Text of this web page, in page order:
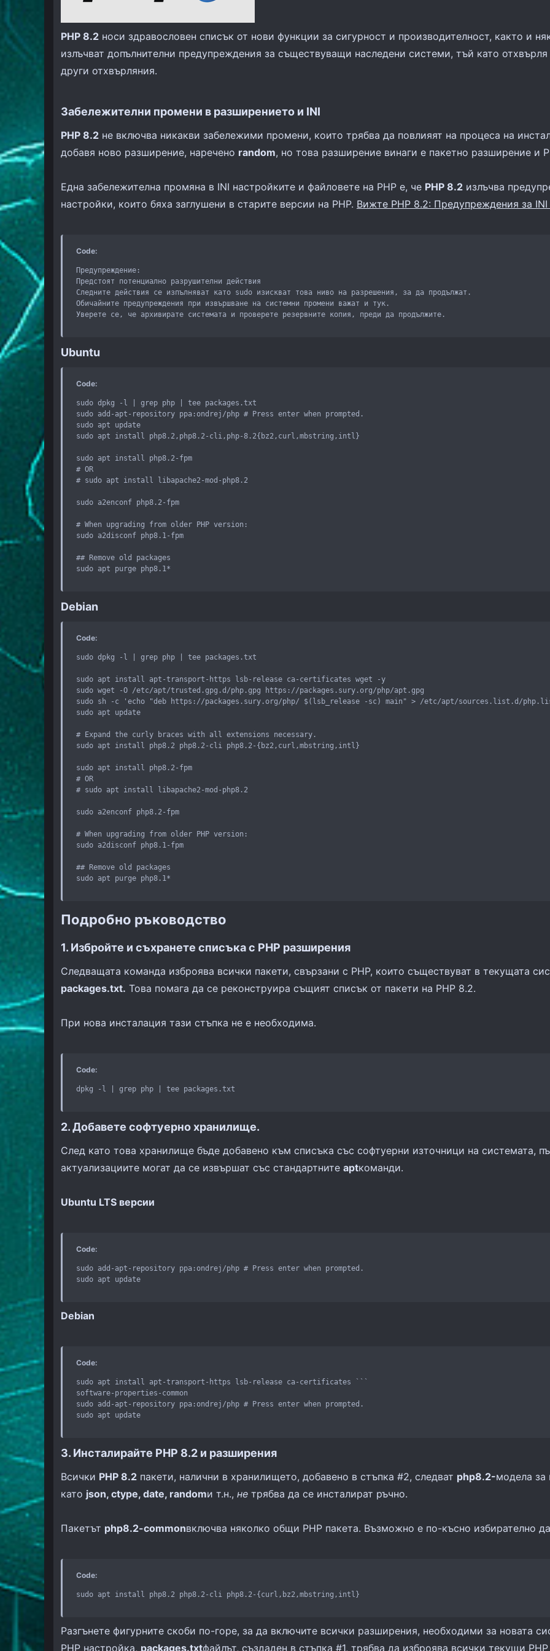
PHP 8.2 носи здравословен списък от нови функции за сигурност и производителност, както и
излъчват допълнителни предупреждения за съществуващи наследени системи, тъй като
други отхвърляния.
Забележителни промени в разширението и INI​
PHP 8.2 не включва никакви забележими промени, които трябва да повлияят на процеса на
добавя ново разширение, наречено random, но това разширение винаги е пакетно разширение и
Една забележителна промяна в INI настройките и файловете на PHP е, че PHP 8.2 излъчва
настройки, които бяха заглушени в старите версии на PHP. Вижте PHP 8.2: Предупреждения за INI
Code:
Предупреждение:
Предстоят потенциално разрушителни действия
Следните действия се изпълняват като sudo изискват това ниво на разрешения, за да продължат.
Обичайните предупреждения при извършване на системни промени важат и тук.
Уверете се, че архивирате системата и проверете резервните копия, преди да продължите.
Ubuntu
Code:
sudo dpkg -l | grep php | tee packages.txt
sudo add-apt-repository ppa:ondrej/php # Press enter when prompted.
sudo apt update
sudo apt install php8.2,php8.2-cli,php-8.2{bz2,curl,mbstring,intl}
sudo apt install php8.2-fpm
# OR
# sudo apt install libapache2-mod-php8.2
sudo a2enconf php8.2-fpm
# When upgrading from older PHP version:
sudo a2disconf php8.1-fpm
## Remove old packages
sudo apt purge php8.1*
Debian
Code:
sudo dpkg -l | grep php | tee packages.txt
sudo apt install apt-transport-https lsb-release ca-certificates wget -y
sudo wget -O /etc/apt/trusted.gpg.d/php.gpg https://packages.sury.org/php/apt.gpg
sudo sh -c 'echo "deb https://packages.sury.org/php/ $(lsb_release -sc) main" > /etc/apt/sources.list.d/
sudo apt update
# Expand the curly braces with all extensions necessary.
sudo apt install php8.2 php8.2-cli php8.2-{bz2,curl,mbstring,intl}
sudo apt install php8.2-fpm
# OR
# sudo apt install libapache2-mod-php8.2
sudo a2enconf php8.2-fpm
# When upgrading from older PHP version:
sudo a2disconf php8.1-fpm
## Remove old packages
sudo apt purge php8.1*
Подробно ръководство​
1. Избройте и съхранете списъка с PHP разширения
Следващата команда изброява всички пакети, свързани с PHP, които съществуват в текущата
packages.txt. Това помага да се реконструира същият списък от пакети на PHP 8.2.
При нова инсталация тази стъпка не е необходима.
Code:
dpkg -l | grep php | tee packages.txt
2. Добавете софтуерно хранилище.
След като това хранилище бъде добавено към списъка със софтуерни източници на системата,
актуализациите могат да се извършат със стандартните aptкоманди.
Ubuntu LTS версии
Code:
sudo add-apt-repository ppa:ondrej/php # Press enter when prompted.
sudo apt update
Debian
Code:
sudo apt install apt-transport-https lsb-release ca-certificates ```
software-properties-common
sudo add-apt-repository ppa:ondrej/php # Press enter when prompted.
sudo apt update
3. Инсталирайте PHP 8.2 и разширения
Всички PHP 8.2 пакети, налични в хранилището, добавено в стъпка #2, следват php8.2-модела за
като json, ctype, date, randomи т.н., не трябва да се инсталират ръчно.
Пакетът php8.2-commonвключва няколко общи PHP пакета. Възможно е по-късно избирателно
Code:
sudo apt install php8.2 php8.2-cli php8.2-{curl,bz2,mbstring,intl}
Разгънете фигурните скоби по-горе, за да включите всички разширения, необходими за новата
PHP настройка, packages.txtфайлът, създаден в стъпка #1, трябва да изброява всички текущи